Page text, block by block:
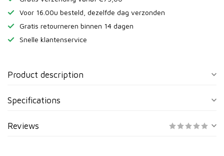
Voor 16.00u besteld, dezelfde dag verzonden
Gratis retourneren binnen 14 dagen
Snelle klantenservice
Product description
Specifications
Reviews